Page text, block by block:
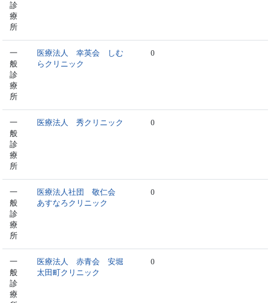
診
療
所
一
般
診
療
所
医療法人 幸英会 しむ
らクリニック
0
一
般
診
療
所
医療法人 秀クリニック 0
一
般
診
療
所
医療法人社団 敬仁会
あすなろクリニック
0
一
般
診
療
医療法人 赤青会 安堀
太田町クリニック
0